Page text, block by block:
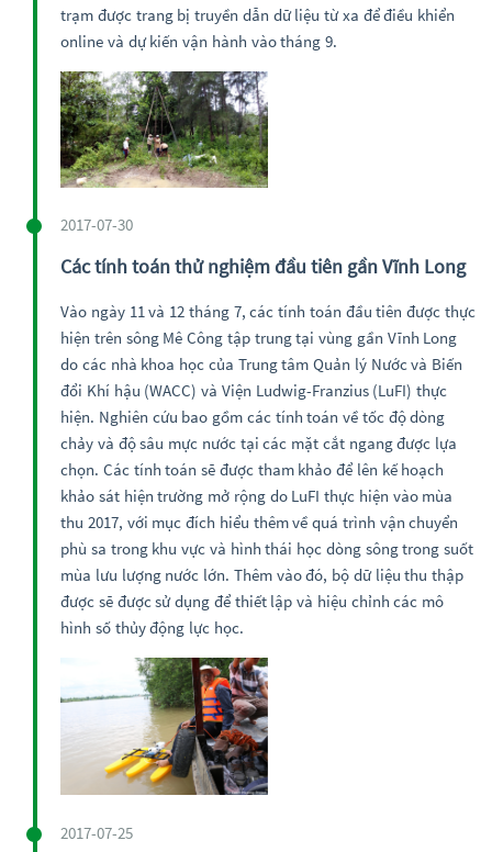
trạm được trang bị truyền dẫn dữ liệu từ xa để điều khiển
online và dự kiến vận hành vào tháng 9.
2017-07-30
Các tính toán thử nghiệm đầu tiên gần Vĩnh Long
Vào ngày 11 và 12 tháng 7, các tính toán đầu tiên được thực
hiện trên sông Mê Công tập trung tại vùng gần Vĩnh Long
do các nhà khoa học của Trung tâm Quản lý Nước và Biến
đổi Khí hậu (WACC) và Viện Ludwig-Franzius (LuFI) thực
hiện. Nghiên cứu bao gồm các tính toán về tốc độ dòng
chảy và độ sâu mực nước tại các mặt cắt ngang được lựa
chọn. Các tính toán sẽ được tham khảo để lên kế hoạch
khảo sát hiện trường mở rộng do LuFI thực hiện vào mùa
thu 2017, với mục đích hiểu thêm về quá trình vận chuyển
phù sa trong khu vực và hình thái học dòng sông trong suốt
mùa lưu lượng nước lớn. Thêm vào đó, bộ dữ liệu thu thập
được sẽ được sử dụng để thiết lập và hiệu chỉnh các mô
hình số thủy động lực học.
2017-07-25